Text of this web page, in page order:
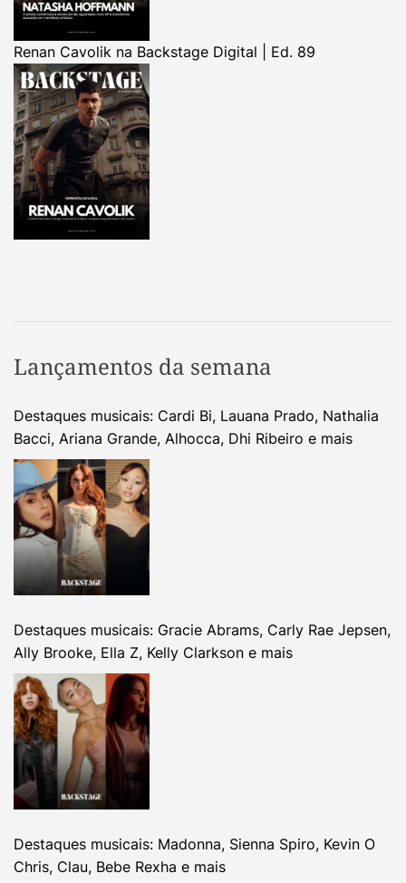
Renan Cavolik na Backstage Digital | Ed. 89
Lançamentos da semana
Destaques musicais: Cardi Bi, Lauana Prado, Nathalia
Bacci, Ariana Grande, Alhocca, Dhi Ribeiro e mais
Destaques musicais: Gracie Abrams, Carly Rae Jepsen,
Ally Brooke, Ella Z, Kelly Clarkson e mais
Destaques musicais: Madonna, Sienna Spiro, Kevin O
Chris, Clau, Bebe Rexha e mais